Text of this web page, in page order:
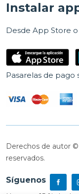
Instalar
Desde App Store
Pasarelas de pago
Derechos de autor ©
reservados.
Síguenos